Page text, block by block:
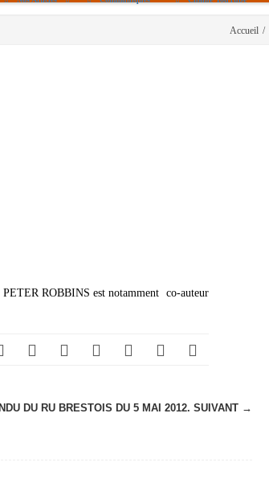
Accueil /
PETER ROBBINS est notamment co-auteur
DU RU BRESTOIS DU 5 MAI 2012. SUIVANT →